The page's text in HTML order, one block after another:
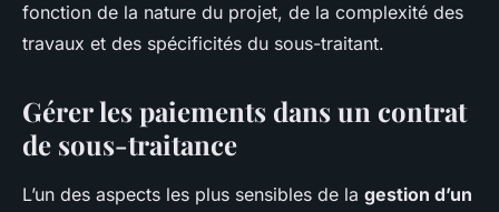
fonction de la nature du projet, de la complexité des
travaux et des spécificités du sous-traitant.
Gérer les paiements dans un contrat
de sous-traitance
L’un des aspects les plus sensibles de la gestion d’un